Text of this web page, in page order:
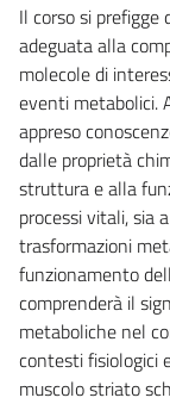
Il corso si prefigge
adeguata alla
molecole di
eventi metabolici.
appreso
dalle proprietà
struttura e alla
processi vitali, sia
trasformazioni
funzionamento
comprenderà il
metaboliche nel
contesti fisiologici
muscolo striato